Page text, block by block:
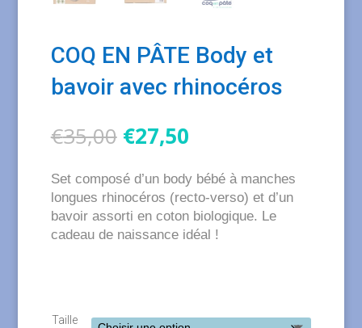
COQ EN PÂTE Body et
bavoir avec rhinocéros
€35,00 Le
prix
initial
était :
€35,00.
€27,50Le
actuel
est :
€27,50.
Set composé d’un body bébé à manches
longues rhinocéros (recto-verso) et d’un
bavoir assorti en coton biologique. Le
cadeau de naissance idéal !
Taille